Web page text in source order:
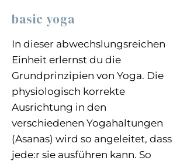
basic yoga
In dieser abwechslungsreichen
Einheit erlernst du die
Grundprinzipien von Yoga. Die
physiologisch korrekte
Ausrichtung in den
verschiedenen Yogahaltungen
(Asanas) wird so angeleitet, dass
jede:r sie ausführen kann. So